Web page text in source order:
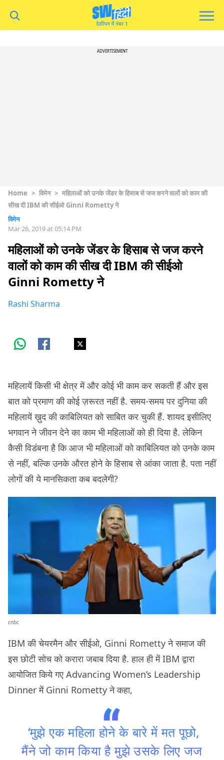
ADVERTISEMENT
Home > विमेन > महिलाओं को उनके जेंडर के हिसाब से जज करने वालों को काम की
सीख दी IBM की सीईओ Ginni Rometty ने
विमेन
Mar 26, 2019 at 05:14 PM
महिलाओं को उनके जेंडर के हिसाब से जज करने
वालों को काम की सीख दी IBM की सीईओ
Ginni Rometty ने
Rashi Sharma
महिलायें किसी भी क्षेत्र में और कोई भी काम कर सकती हैं और इस
बात को प्रमाण की कोई ज़रूरत नहीं है. समय-समय पर दुनिया की
महिलायें ख़ुद की काबिलियत को साबित कर चुकी हैं. शायद इसीलिए
भगवान ने जीवन देने का काम भी महिलाओं को ही दिया है. लेकिन
कैसी विडंबना है कि आज भी महिलाओं को काबिलियत को उनके काम
से नहीं, बल्कि उनके औरत होने के हिसाब से आंका जाता है. पता नहीं
लोगों की ये मानसिकता कब बदलेगी?
cnbc
IBM की चेयरमैन और सीईओ, Ginni Rometty ने समाज की
इस छोटी सोच को करारा जबाब दिया है. हाल ही में IBM द्वारा
आयोजित किये गए Advancing Women’s Leadership
Dinner में Ginni Rometty ने कहा,
‘मुझे एक महिला होने के बारे में मत पूछो,
मैंने जो काम किया है मुझे उसके लिए जज